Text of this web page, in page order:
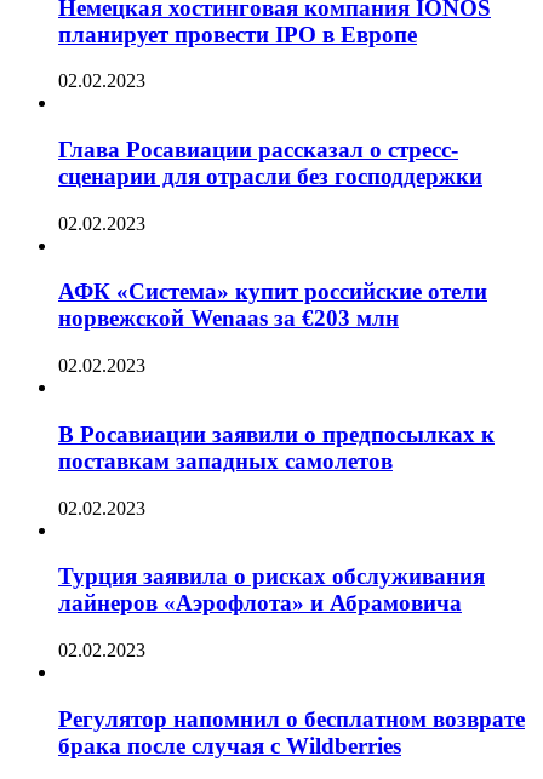
Немецкая хостинговая компания IONOS
планирует провести IPO в Европе
02.02.2023
Глава Росавиации рассказал о стресс-
сценарии для отрасли без господдержки
02.02.2023
АФК «Система» купит российские отели
норвежской Wenaas за €203 млн
02.02.2023
В Росавиации заявили о предпосылках к
поставкам западных самолетов
02.02.2023
Турция заявила о рисках обслуживания
лайнеров «Аэрофлота» и Абрамовича
02.02.2023
Регулятор напомнил о бесплатном возврате
брака после случая с Wildberries